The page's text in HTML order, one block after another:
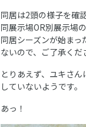
同居は2頭の様子を確
同展示場OR別展示場
同居シーズンが始ま
ないので、ご了承くだ
とりあえず、ユキさ
していないようです。
あっ！